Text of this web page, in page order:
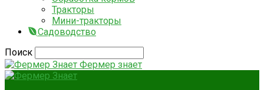
Тракторы
Мини-тракторы
Садоводство
Поиск
Фермер знает